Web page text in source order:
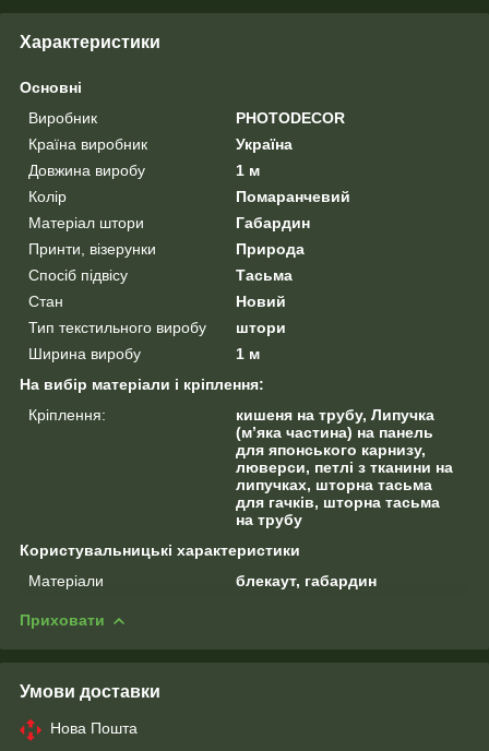
Характеристики
Основні
Виробник
PHOTODECOR
Країна виробник
Україна
Довжина виробу
1 м
Колір
Помаранчевий
Матеріал штори
Габардин
Принти, візерунки
Природа
Спосіб підвісу
Тасьма
Стан
Новий
Тип текстильного виробу
штори
Ширина виробу
1 м
На вибір матеріали і кріплення:
Кріплення:
кишеня на трубу, Липучка
(м’яка частина) на панель
для японського карнизу,
люверси, петлі з тканини на
липучках, шторна тасьма
для гачків, шторна тасьма
на трубу
Користувальницькі характеристики
Матеріали
блекаут, габардин
Приховати
Умови доставки
Нова Пошта